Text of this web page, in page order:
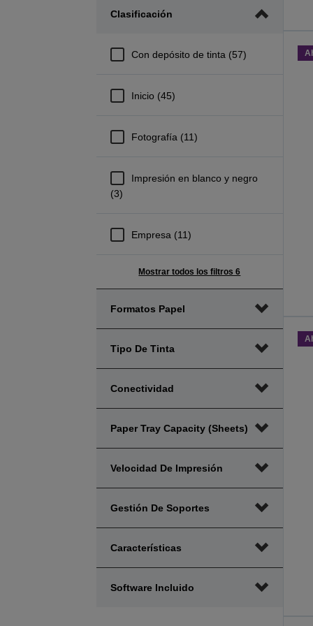
rango
de
rango
de
Clasificación
Con depósito de tinta (57)
Inicio (45)
Fotografía (11)
Impresión en blanco y negro
(3)
Empresa (11)
Mostrar todos los filtros 6
Formatos Papel
Tipo De Tinta
Conectividad
Paper Tray Capacity (sheets)
Velocidad De Impresión
Gestión De Soportes
Características
Software Incluido